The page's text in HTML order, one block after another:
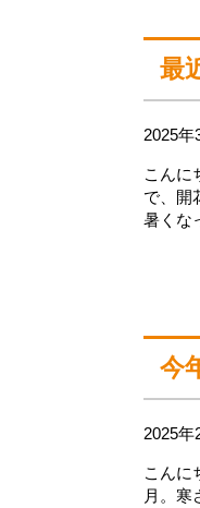
最
2025年
こんに
で、開
暑くな
今
2025年
こんに
月。寒